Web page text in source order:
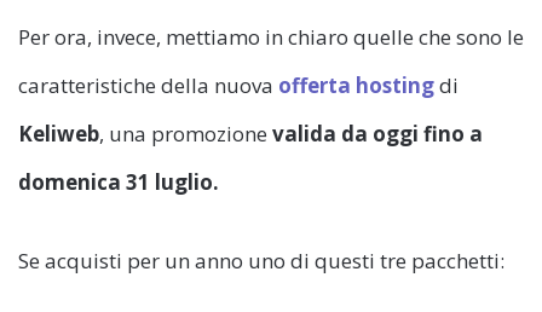
Per ora, invece, mettiamo in chiaro quelle che sono le
caratteristiche della nuova offerta hostingdi
Keliweb, una promozione valida da oggi fino a
domenica 31 luglio.
Se acquisti per un anno uno di questi tre pacchetti: